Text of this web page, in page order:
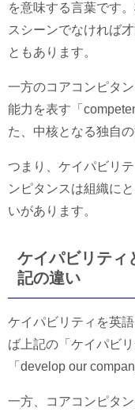
を意味する言葉です
スシーンでなければ
ともあります。
一方のコアコンピタ
能力を表す「
た、中核となる独自
つまり、ケイパビリ
ンピタンスは組織に
いがあります。
ケイパビリティ
記の違い
ケイパビリティを英
ば上記の「ケイパビ
「develop our
一方、コアコンピタ